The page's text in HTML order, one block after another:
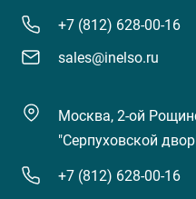
+7 (812) 628-00-16
sales@inelso.ru
Москва, 2-ой
"Серпуховской
+7 (812) 628-00-16